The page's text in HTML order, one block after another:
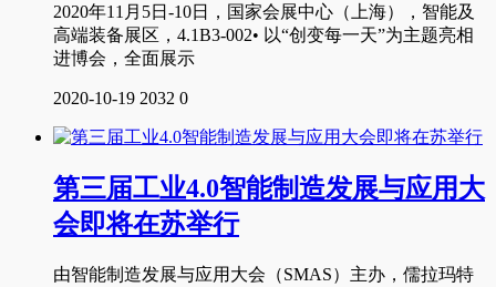
2020年11月5日-10日，国家会展中心（上海），智能及
高端装备展区，4.1B3-002• 以“创变每一天”为主题亮相
进博会，全面展示
2020-10-19 2032 0
第三届工业4.0智能制造发展与应用大
会即将在苏举行
由智能制造发展与应用大会（SMAS）主办，儒拉玛特